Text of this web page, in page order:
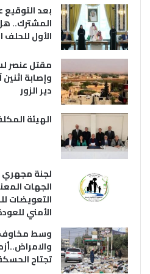
بعد التوقيع
المشترك..
الأول للحلف
مقتل عنصر
وإصابة
دير الزور
الهيئة
لجنة مجهري
الجهات
التعويضات
الأمني
وسط مخاوف
تجتاح